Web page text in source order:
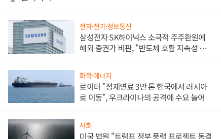
전자·전기·정보통신
삼성전자 SK하이닉스 소극적 주주환원에
해외 증권가 비판, "반도체 호황 지속성 의
화학·에너지
로이터 "정제연료 3만 톤 한국에서 러시아
로 이동", 우크라이나의 공격에 수요 늘어
사회
미국 법원 "트럼프 정부 풍력 프로젝트 동결